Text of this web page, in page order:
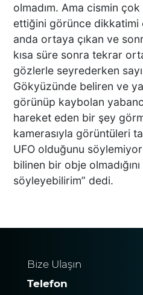
olmadım. Ama cismin çok
ettiğini görünce
anda ortaya çıkan ve
kısa süre sonra tekrar
gözlerle seyrederken
Gökyüzünde beliren ve
görünüp kaybolan
hareket eden bir şey
kamerasıyla görüntüleri
UFO olduğunu
bilinen bir obje
söyleyebilirim” dedi.
Bize Ulaşın
Telefon